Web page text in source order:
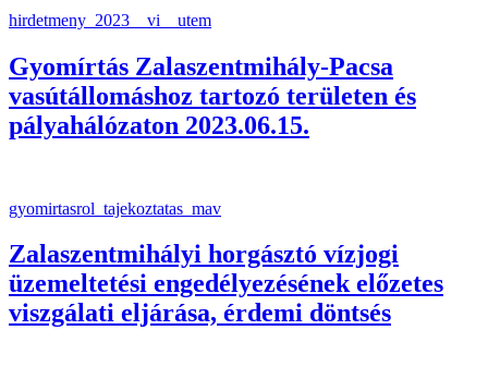
hirdetmeny_2023__vi__utem
Gyomírtás Zalaszentmihály-Pacsa
vasútállomáshoz tartozó területen és
pályahálózaton 2023.06.15.
gyomirtasrol_tajekoztatas_mav
Zalaszentmihályi horgásztó vízjogi
üzemeltetési engedélyezésének előzetes
viszgálati eljárása, érdemi döntsés